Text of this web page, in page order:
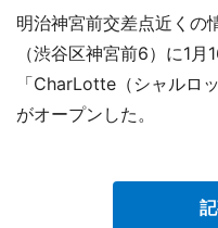
明治神宮前交差点近くの
（渋谷区神宮前6）に1月
「CharLotte（シャルロ
がオープンした。